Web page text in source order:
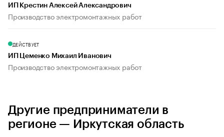
ИП Крестин Алексей Александрович
Производство электромонтажных работ
ДЕЙСТВУЕТ
ИП Цеменко Михаил Иванович
Производство электромонтажных работ
Другие предприниматели в
регионе — Иркутская область